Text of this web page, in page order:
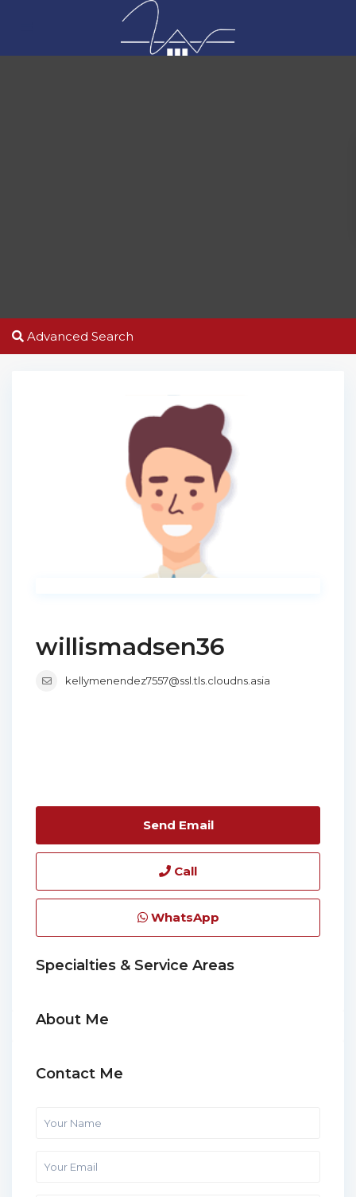
Advanced Search
willismadsen36
kellymenendez7557@ssl.tls.cloudns.asia
Send Email
Call
WhatsApp
Specialties & Service Areas
About Me
Contact Me